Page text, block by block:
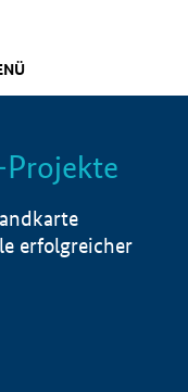
Info
erfolgreicher